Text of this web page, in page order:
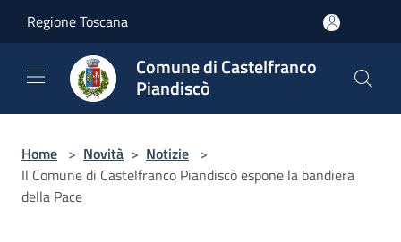
Regione Toscana
Comune di Castelfranco
Piandiscò
Home > Novità > Notizie >
Il Comune di Castelfranco Piandiscò espone la bandiera
della Pace